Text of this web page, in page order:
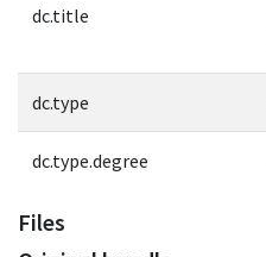
dc.title
dc.type
dc.type.degree
Files